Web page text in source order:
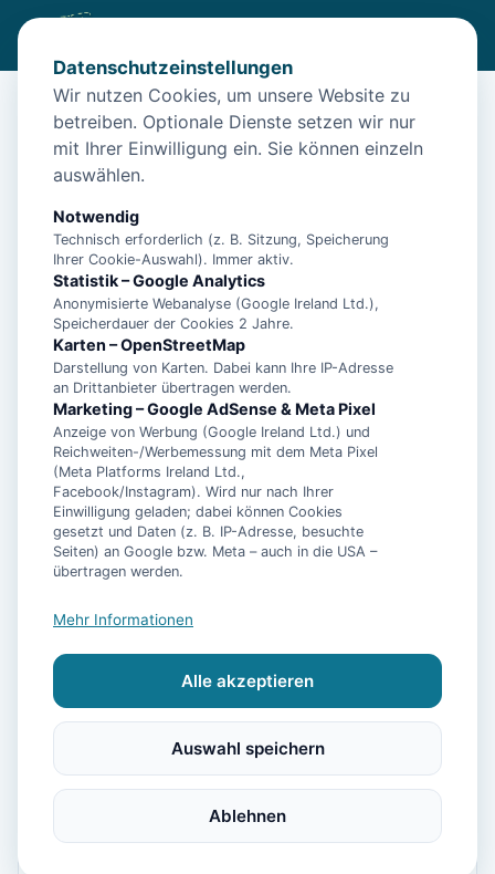
/Unterkünfte /Norden/
Ferienhaus Nici Wohneinheit Seehund Norden – Hunde willko...
Ferienhaus Nici Wohneinheit
Seehund Norden – Hunde willko...
26506 Norden
Ausstattung
Kühlschrank Mikrowelle
Geschirrspüler Garten Grill
Wellnessbehandlungen Herdplatte
Datenschutzeinstellungen
Wir nutzen Cookies, um unsere Website zu
betreiben. Optionale Dienste setzen wir nur
mit Ihrer Einwilligung ein. Sie können einzeln
auswählen.
Notwendig
Technisch erforderlich (z. B. Sitzung, Speicherung
Ihrer Cookie-Auswahl). Immer aktiv.
Statistik – Google Analytics
Anonymisierte Webanalyse (Google Ireland Ltd.),
Speicherdauer der Cookies 2 Jahre.
Karten – OpenStreetMap
Darstellung von Karten. Dabei kann Ihre IP-Adresse
an Drittanbieter übertragen werden.
Marketing – Google AdSense & Meta Pixel
Anzeige von Werbung (Google Ireland Ltd.) und
Reichweiten-/Werbemessung mit dem Meta Pixel
(Meta Platforms Ireland Ltd.,
Facebook/Instagram). Wird nur nach Ihrer
Einwilligung geladen; dabei können Cookies
gesetzt und Daten (z. B. IP-Adresse, besuchte
Seiten) an Google bzw. Meta – auch in die USA –
übertragen werden.
Mehr Informationen
Alle akzeptieren
Auswahl speichern
Ablehnen